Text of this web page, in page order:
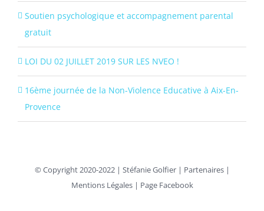
Soutien psychologique et accompagnement parental
gratuit
LOI DU 02 JUILLET 2019 SUR LES NVEO !
16ème journée de la Non-Violence Educative à Aix-En-
Provence
© Copyright 2020-2022 | Stéfanie Golfier| Partenaires|
Mentions Légales| Page Facebook